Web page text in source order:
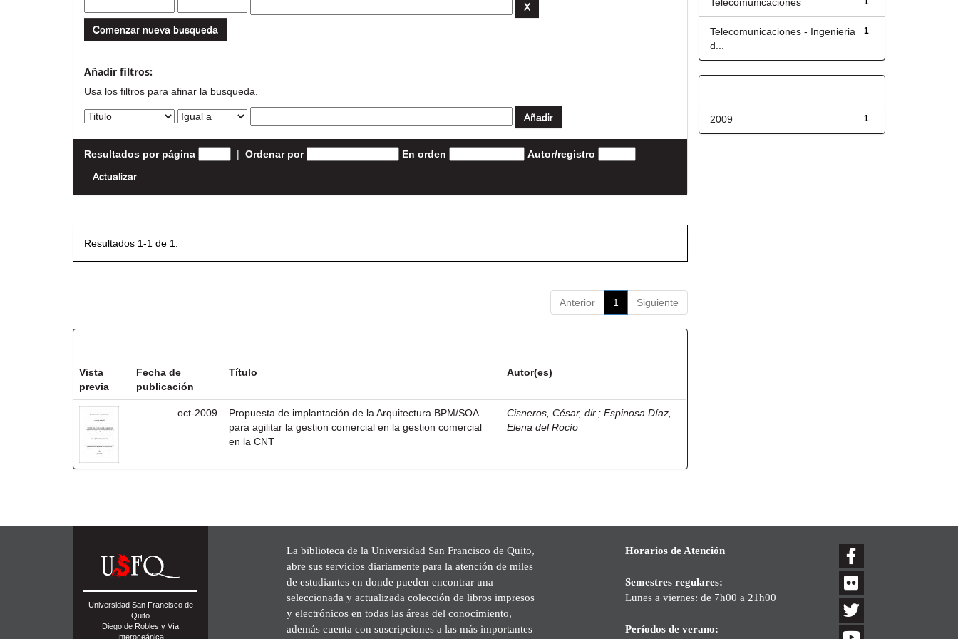
Comenzar nueva busqueda
Añadir filtros:
Usa los filtros para afinar la busqueda.
Resultados por página | Ordenar por En orden Autor/registro
Resultados 1-1 de 1.
Anterior 1 Siguiente
Vista
previa
Fecha de
publicación
Título Autor(es)
oct-2009
Propuesta de implantación de la Arquitectura BPM/SOA
para agilitar la gestion comercial en la gestion comercial
en la CNT
Cisneros, César, dir. ;Espinosa Díaz,
Elena del Rocío
1
Telecomunicaciones - Ingenieria
d...
1
2009
Universidad San Francisco de
Quito
Diego de Robles y Vía
Interoceánica
La biblioteca de la Universidad San Francisco de Quito,
abre sus servicios diariamente para la atención de miles
de estudiantes en donde pueden encontrar una
seleccionada y actualizada colección de libros impresos
y electrónicos en todas las áreas del conocimiento,
además cuenta con suscripciones a las más importantes
Horarios de Atención
Semestres regulares:
Lunes a viernes: de 7h00 a 21h00
Períodos de verano: